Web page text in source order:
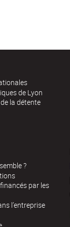
de Lyon
la détente
?
par les
l’entreprise